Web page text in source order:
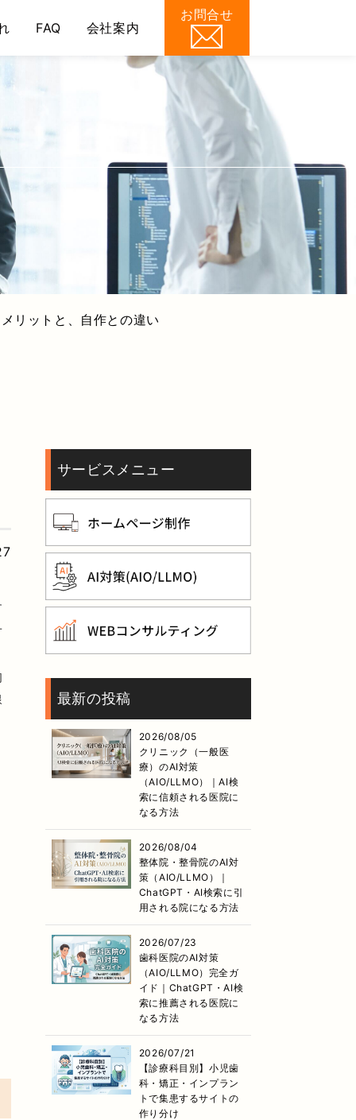
content/themes/souki/header.php
FAQ 会社案内
お問合せ
Webコンサルティング
リットと、自作との違い
サービスメニュー
最新の投稿
2026/08/05
クリニック（一般医
療）のAI対策
（AIO/LLMO）｜AI検
索に信頼される医院に
なる方法
2026/08/04
整体院・整骨院のAI対
策（AIO/LLMO）｜
ChatGPT・AI検索に引
用される院になる方法
2026/07/23
歯科医院のAI対策
（AIO/LLMO）完全ガ
イド｜ChatGPT・AI検
索に推薦される医院に
なる方法
2026/07/21
【診療科目別】小児歯
科・矯正・インプラン
トで集患するサイトの
作り分け